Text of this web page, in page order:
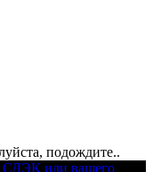
подождите..
СДЭК или вашего